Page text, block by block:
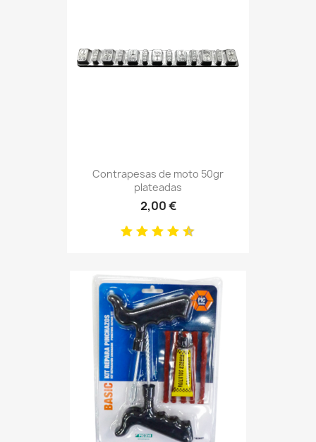
Contrapesas de moto 50gr
plateadas
2,00 €